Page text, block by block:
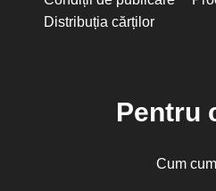
Distribuția cărților
Pentru
Cum